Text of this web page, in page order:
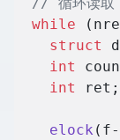
  while
    struct
    int
    int
ret;
    elock
(f-